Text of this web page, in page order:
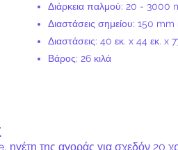
Διάρκεια παλμού: 20 - 3000
Διαστάσεις σημείου: 150 mm
Διαστάσεις: 40 εκ. x 44 εκ. x
Βάρος: 26 κιλά
της αγοράς για σχεδόν 20